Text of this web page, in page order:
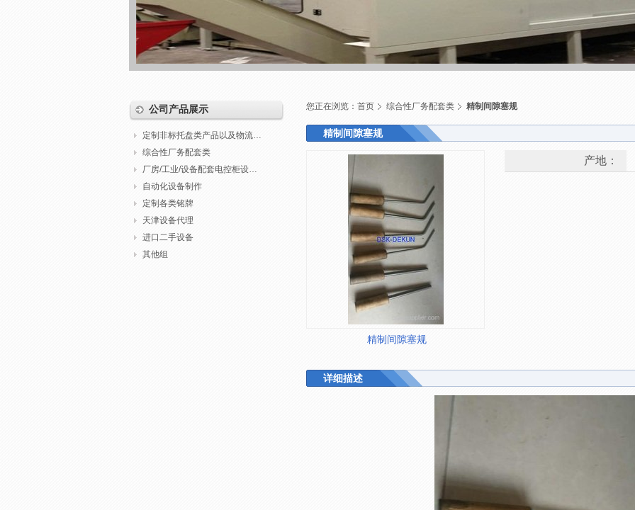
公司产品展示
定制非标托盘类产品以及物流包装
综合性厂务配套类
厂房/工业/设备配套电控柜设计制作调试
自动化设备制作
定制各类铭牌
天津设备代理
进口二手设备
其他组
您正在浏览： 首页 综合性厂务配套类 精制间隙塞规
精制间隙塞规
精制间隙塞规
产地：
详细描述